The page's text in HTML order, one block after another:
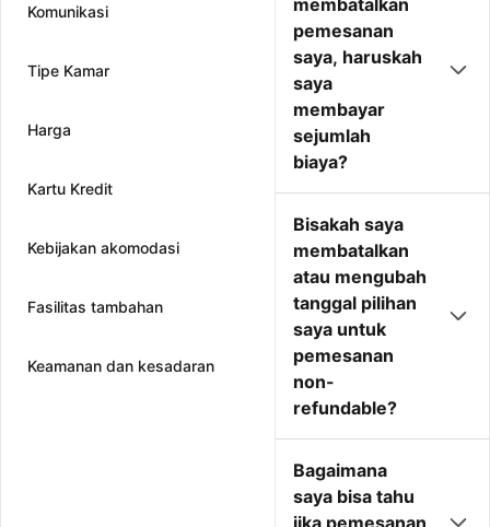
Komunikasi
Tipe Kamar
Harga
Kartu Kredit
Kebijakan akomodasi
Fasilitas tambahan
Keamanan dan kesadaran
membatalkan
pemesanan
saya, haruskah
saya
membayar
sejumlah
biaya?
Bisakah saya
membatalkan
atau mengubah
tanggal pilihan
saya untuk
pemesanan
non-
refundable?
Bagaimana
saya bisa tahu
jika pemesanan